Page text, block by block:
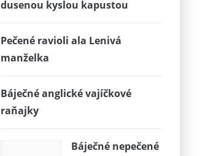
dusenou kyslou kapustou
Pečené ravioli ala Lenivá
manželka
Báječné anglické vajíčkové
raňajky
Báječné nepečené